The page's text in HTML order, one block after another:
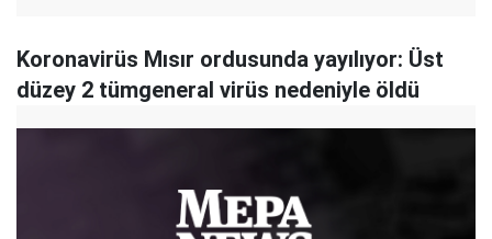
Koronavirüs Mısır ordusunda yayılıyor: Üst
düzey 2 tümgeneral virüs nedeniyle öldü